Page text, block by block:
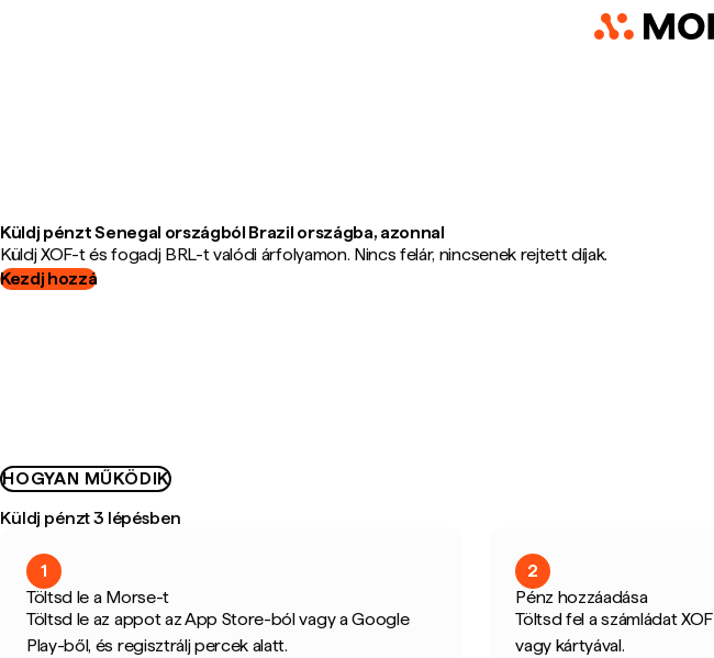
Küldj pénzt Senegal országból Brazil országba, azonnal
Küldj XOF-t és fogadj BRL-t valódi árfolyamon. Nincs felár, nincsenek rejtett díjak.
Kezdj hozzá
HOGYAN MŰKÖDIK
Küldj pénzt 3 lépésben
1
Töltsd le a Morse-t
Töltsd le az appot az App Store-ból vagy a Google
Play-ből, és regisztrálj percek alatt.
2
Pénz hozzáadása
Töltsd fel a számládat
vagy kártyával.